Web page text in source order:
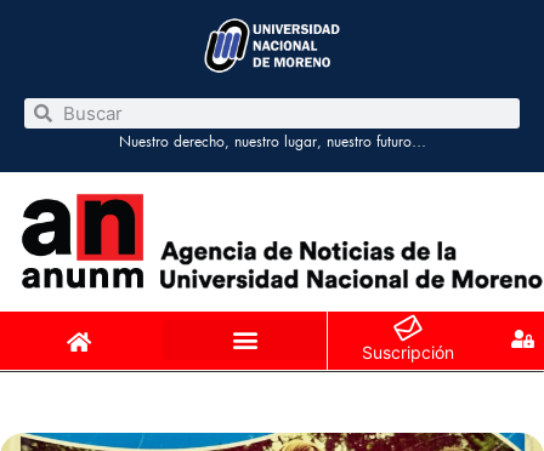
Nuestro derecho, nuestro lugar, nuestro futuro…
Suscripción